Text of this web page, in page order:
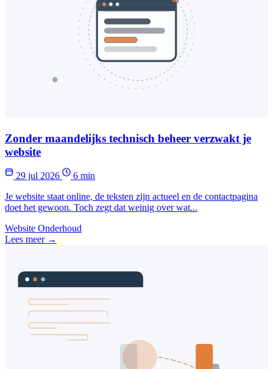
Zonder maandelijks technisch beheer verzwakt je
website
29 jul 2026
6 min
Je website staat online, de teksten zijn actueel en de contactpagina
doet het gewoon. Toch zegt dat weinig over wat...
Website Onderhoud
Lees meer →